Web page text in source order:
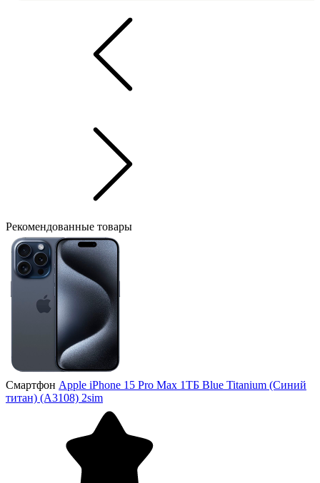
Рекомендованные товары
Смартфон Apple iPhone 15 Pro Max 1ТБ Blue Titanium (Синий
титан) (A3108) 2sim